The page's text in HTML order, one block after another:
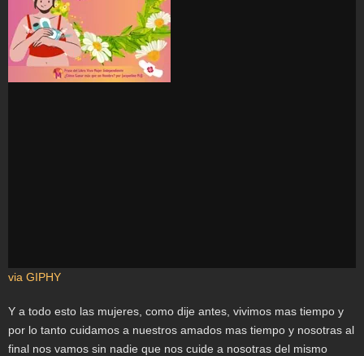
via GIPHY
Y a todo esto las mujeres, como dije antes, vivimos mas tiempo y
por lo tanto cuidamos a nuestros amados mas tiempo y nosotras al
final nos vamos sin nadie que nos cuide a nosotras del mismo